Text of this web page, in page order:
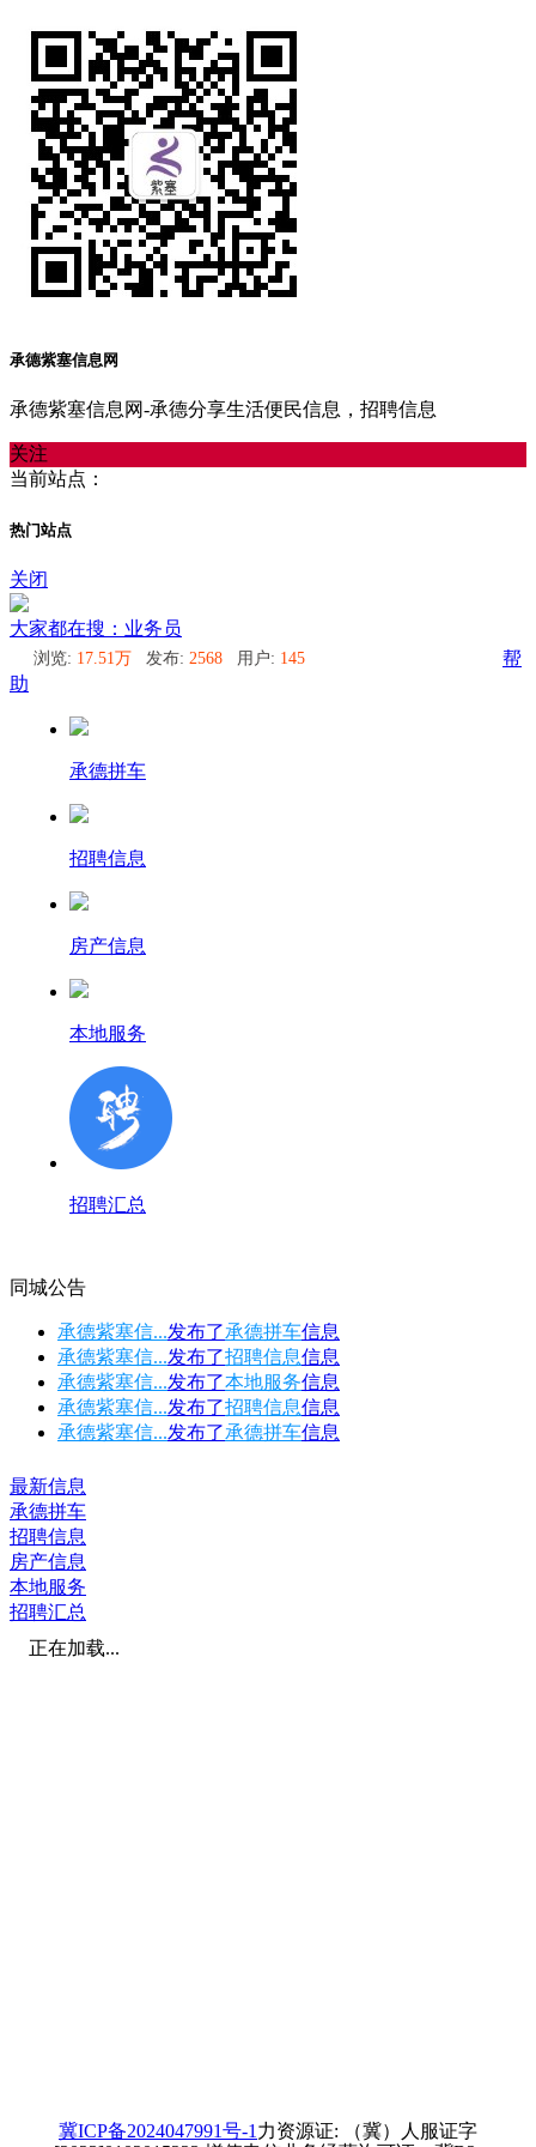
承德紫塞信息网
承德紫塞信息网-承德分享生活便民信息，招聘信息
关注
当前站点：
热门站点
关闭
大家都在搜：业务员
浏览: 17.51万 发布: 2568 用户: 145
帮
助
承德拼车
招聘信息
房产信息
本地服务
招聘汇总
同城公告
承德紫塞信...发布了承德拼车信息
承德紫塞信...发布了招聘信息信息
承德紫塞信...发布了本地服务信息
承德紫塞信...发布了招聘信息信息
承德紫塞信...发布了承德拼车信息
最新信息
承德拼车
招聘信息
房产信息
本地服务
招聘汇总
正在加载...
冀ICP备2024047991号-1 力资源证: （冀）人服证字